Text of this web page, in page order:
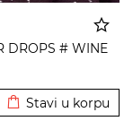
DROPS # WINE
Stavi u korpu